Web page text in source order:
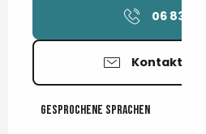
06 83 53
Gesprochene Sprachen
Gesprochene Sprachen